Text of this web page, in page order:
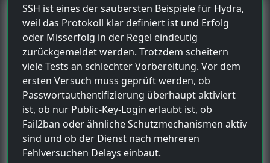
SSH ist eines der saubersten Beispiele für Hydra,
weil das Protokoll klar definiert ist und Erfolg
oder Misserfolg in der Regel eindeutig
zurückgemeldet werden. Trotzdem scheitern
viele Tests an schlechter Vorbereitung. Vor dem
ersten Versuch muss geprüft werden, ob
Passwortauthentifizierung überhaupt aktiviert
ist, ob nur Public-Key-Login erlaubt ist, ob
Fail2ban oder ähnliche Schutzmechanismen aktiv
sind und ob der Dienst nach mehreren
Fehlversuchen Delays einbaut.